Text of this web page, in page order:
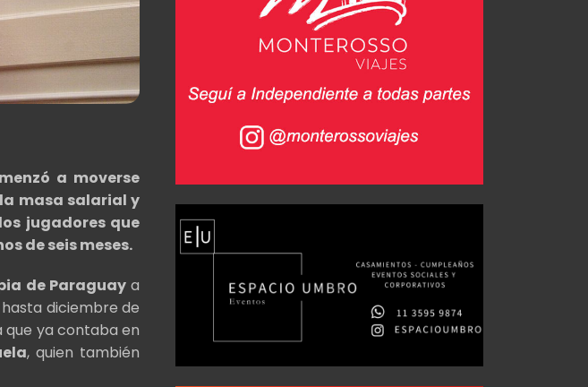
a moverse
masa salarial y
jugadores que
de seis meses.
de Paraguay a
diciembre de
que ya contaba en
, quien también